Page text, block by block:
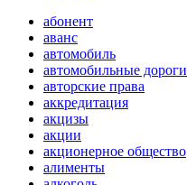
абонент
аванс
автомобиль
автомобильные дороги
авторские права
аккредитация
акцизы
акции
акционерное общество
алименты